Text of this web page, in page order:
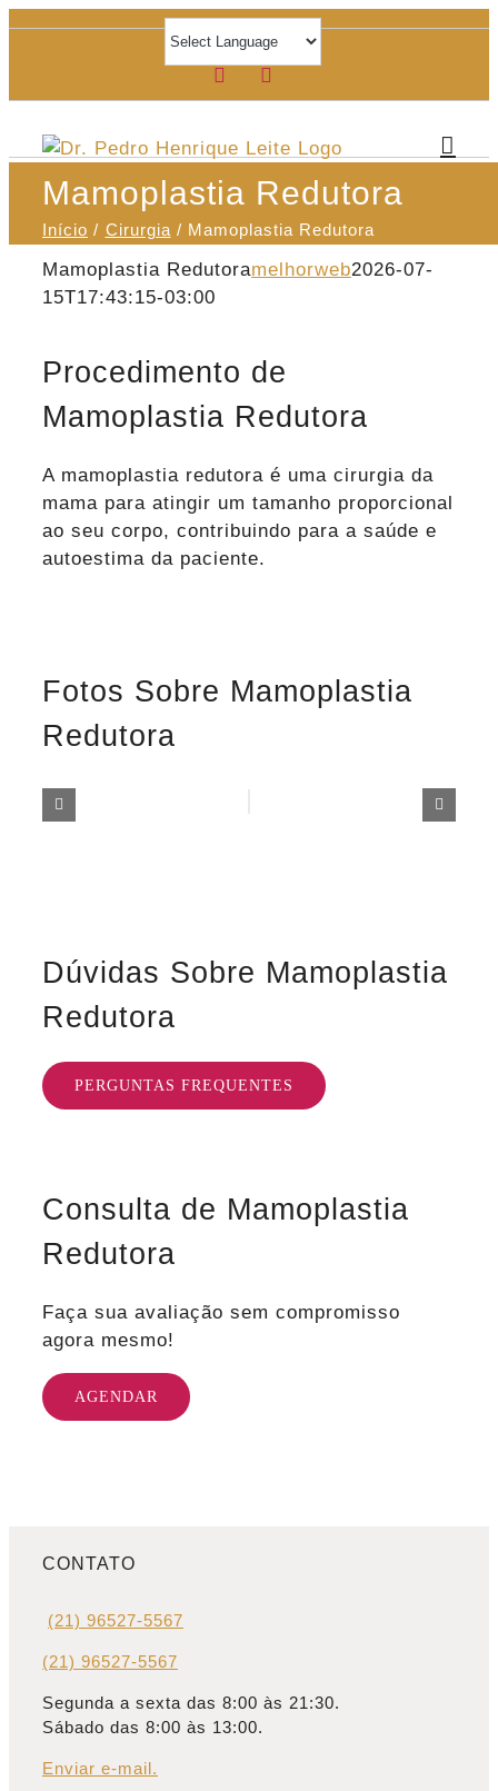
conteúdo
Facebook
Mamoplastia Redutora
Início Cirurgia Mamoplastia Redutora
Mamoplastia Redutoramelhorweb2026-07-
15T17:43:15-03:00
Procedimento de
Mamoplastia Redutora
A mamoplastia redutora é uma cirurgia da
mama para atingir um tamanho proporcional
ao seu corpo, contribuindo para a saúde e
autoestima da paciente.
Fotos Sobre Mamoplastia
Redutora
Dúvidas Sobre Mamoplastia
Redutora
PERGUNTAS FREQUENTES
Consulta de Mamoplastia
Redutora
Faça sua avaliação sem compromisso
agora mesmo!
AGENDAR
CONTATO
(21) 96527-5567
(21) 96527-5567
Segunda a sexta das 8:00 às 21:30.
Sábado das 8:00 às 13:00.
Enviar e-mail.